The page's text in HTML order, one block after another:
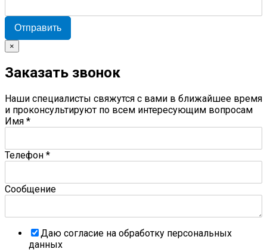
Отправить
×
Заказать звонок
Наши специалисты свяжутся с вами в ближайшее время
и проконсультируют по всем интересующим вопросам
Имя *
Телефон *
Сообщение
Даю согласие на обработку персональных
данных